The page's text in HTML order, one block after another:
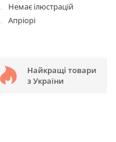
Немає ілюстрацій
Апріорі
Найкращі товари
з України